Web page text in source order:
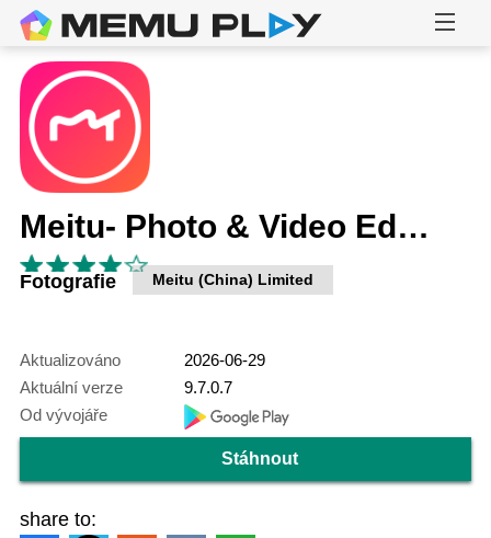
Meitu- Photo & Video Editor
Fotografie Meitu (China) Limited
Aktualizováno
2026-06-29
Aktuální verze
9.7.0.7
Od vývojáře
Stáhnout
share to: